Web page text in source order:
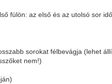
fülön: az első és az utolsó sor
sorokat félbevágja (lehet
nem!)